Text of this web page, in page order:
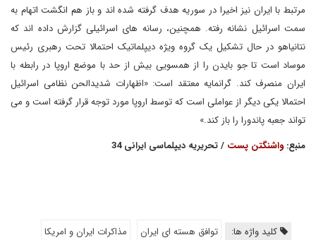
مرتبط با ایران نیز اخیرا در سوریه هدف گرفته شده اند و باز هم انگشت اتهام به
سمت اسرائیل نشانه رفته. همچنین، رسانه های اسرائیلی گزارش داده اند که
نتانیاهو در حال تشکیل یک گروه ویژه دیپلماتیک احتمالا تحت رهبری رئیس
موساد است تا جو بایدن را از همسویی بیش از حد با موضع اروپا در رابطه با
ایران منصرف کند. گرانمایه معتقد است: «اظهارات شدیدالحن نظامی اسرائیل
احتمالا یکی دیگر از عواملی است که توسط اروپا مورد توجه قرار گرفته است و می
تواند جعبه پاندورا را باز کند.»
منبع:واشنگتن پست / تحریریه دیپلماسی ایرانی 34
کلید واژه ها: توافق هسته ای ایران
مذاکرات ایران و امریکا